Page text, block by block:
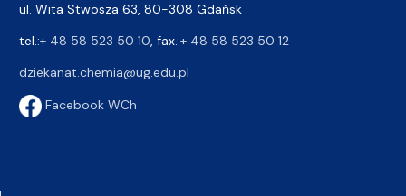
ul. Wita Stwosza 63, 80-308 Gdańsk
tel.:+ 48 58 523 50 10, fax.:+ 48 58 523 50 12
dziekanat.chemia@ug.edu.pl
Facebook WCh